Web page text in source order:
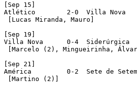
[Sep 15]
Atlético  	2-0  Villa Nova
[Lucas Miranda, Mauro]
[Sep 19]
Villa Nova  	0-4  Siderúrgica
[Marcelo (2), Mingueirinha,
[Sep 21]
América  	0-2  Sete de Setembro
[Martino (2)]